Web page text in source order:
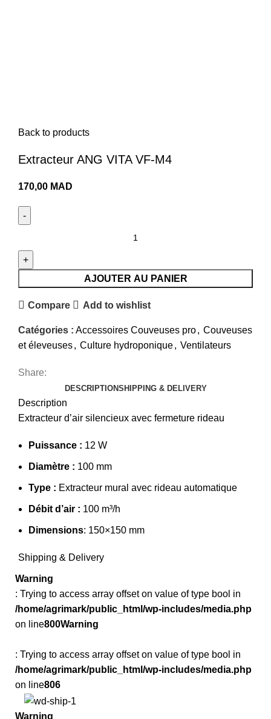
Back to products
Extracteur ANG VITA VF-M4
170,00 MAD
AJOUTER AU PANIER
Compare Add to wishlist
Catégories : Accessoires Couveuses pro, Couveuses
et éleveuses, Culture hydroponique, Ventilateurs
Share:
DESCRIPTIONSHIPPING & DELIVERY
Description
Extracteur d’air silencieux avec fermeture rideau
Puissance : 12 W
Diamètre : 100 mm
Type : Extracteur mural avec rideau automatique
Débit d’air : 100 m³/h
Dimensions: 150×150 mm
Shipping & Delivery
Warning
: Trying to access array offset on value of type bool in
/home/agrimark/public_html/wp-includes/media.php
on line800Warning
: Trying to access array offset on value of type bool in
/home/agrimark/public_html/wp-includes/media.php
on line806
Warning